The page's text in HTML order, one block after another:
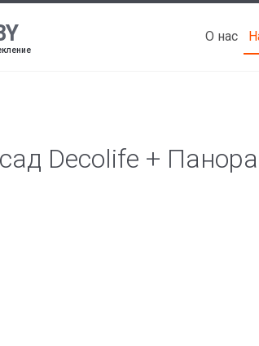
О нас
Decolife +